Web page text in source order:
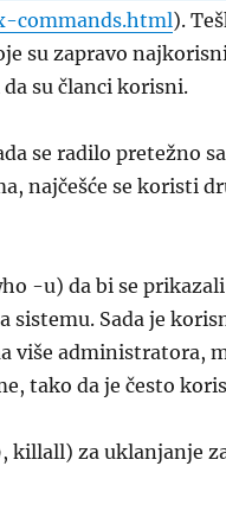
commands.html).
su zapravo
su članci korisni.
se radilo pretežno sa
najčešće se koristi
-u) da bi se
sistemu. Sada je
više administratora,
tako da je često
za uklanjanje